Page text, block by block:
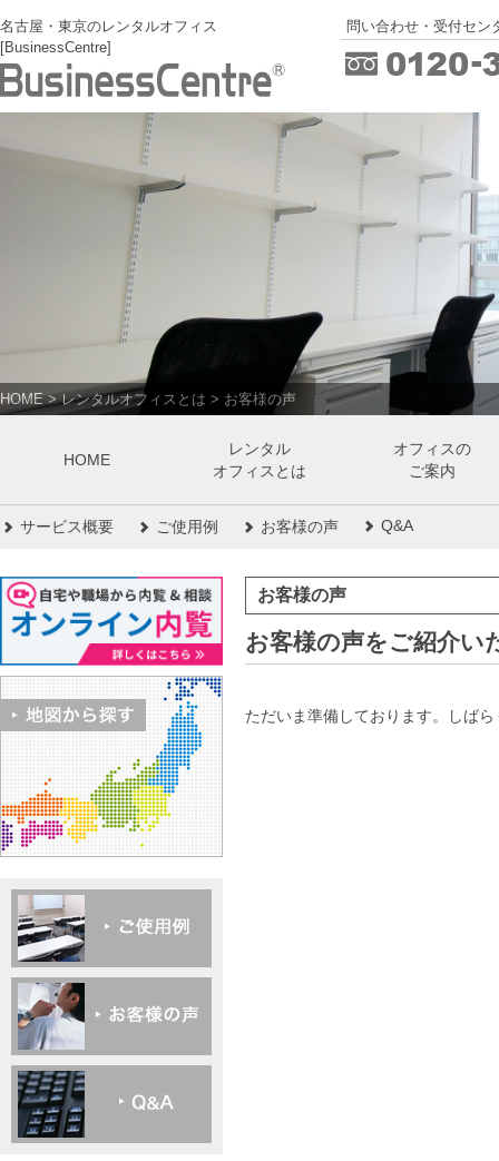
名古屋・東京のレンタルオフィス
[BusinessCentre]
問い合わせ・受付セン
HOME>レンタルオフィスとは > お客様の声
HOME
レンタル
オフィスとは
オフィスの
ご案内
サービス概要 ご使用例 お客様の声 Q&A
お客様の声
お客様の声をご紹介い
ただいま準備しております。しば